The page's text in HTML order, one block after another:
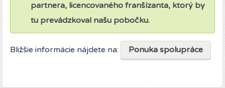
partnera, licencovaného franšízanta, ktorý by
tu prevádzkoval našu pobočku.
Bližšie informácie nájdete na: Ponuka spolupráce